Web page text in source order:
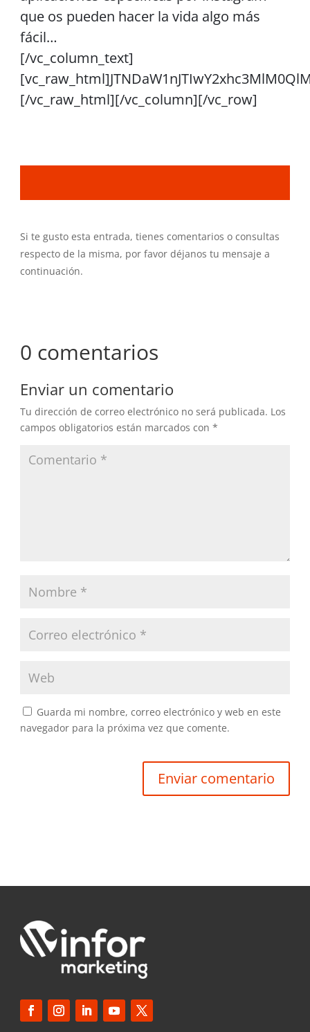
que os pueden hacer la vida algo más
fácil…
[/vc_column_text]
[/vc_raw_html][/vc_column][/vc_row]
Si te gusto esta entrada, tienes comentarios o consultas
respecto de la misma, por favor déjanos tu mensaje a
continuación.
0 comentarios
Enviar un comentario
Tu dirección de correo electrónico no será publicada. Los
campos obligatorios están marcados con*
Guarda mi nombre, correo electrónico y web en este
navegador para la próxima vez que comente.
Enviar comentario